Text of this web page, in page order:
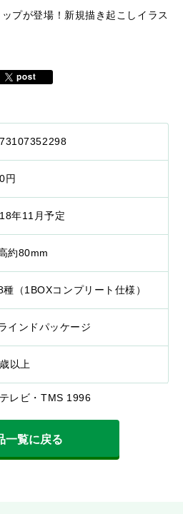
プが登場！新規描き起こしイラス
円
年11月予定
約80mm
種（1BOXコンプリート仕様）
インドパッケージ
以上
レビ・TMS 1996
一覧に戻る